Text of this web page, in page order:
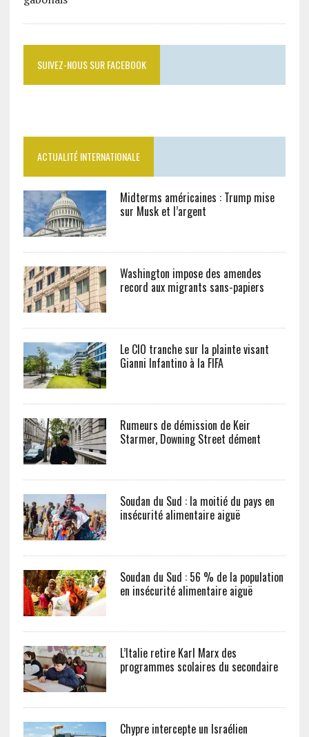
SUIVEZ-NOUS SUR FACEBOOK
ACTUALITÉ INTERNATIONALE
Midterms américaines : Trump mise
sur Musk et l’argent
Washington impose des amendes
record aux migrants sans-papiers
Le CIO tranche sur la plainte visant
Gianni Infantino à la FIFA
Rumeurs de démission de Keir
Starmer, Downing Street dément
Soudan du Sud : la moitié du pays en
insécurité alimentaire aiguë
Soudan du Sud : 56 % de la population
en insécurité alimentaire aiguë
L’Italie retire Karl Marx des
programmes scolaires du secondaire
Chypre intercepte un Israélien